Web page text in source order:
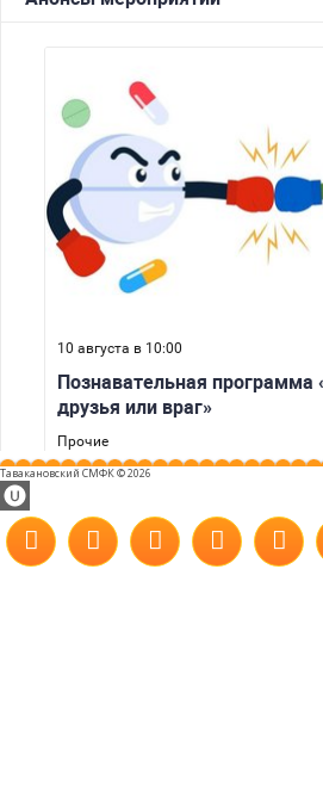
Тавакановский СМФК © 2026